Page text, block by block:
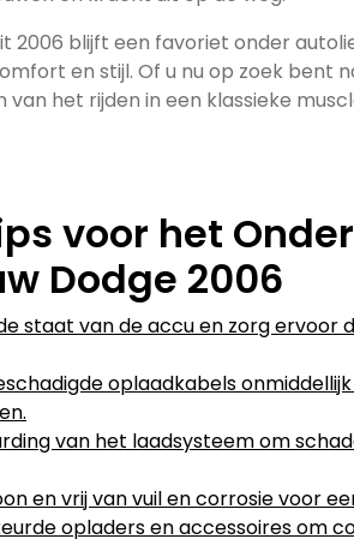
2006 blijft een favoriet onder
en stijl. Of u nu op zoek bent
het rijden in een klassieke
voor het
Dodge 2006
staat van de accu en zorg ervoor
oplaadkabels
van het laadsysteem om
en vrij van vuil en corrosie voor
opladers en accessoires om